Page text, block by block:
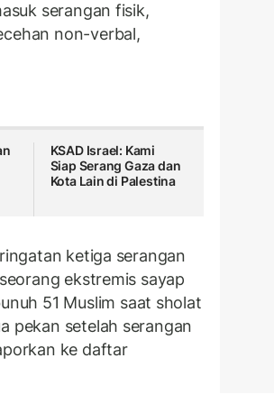
serangan fisik,
non-verbal,
KSAD Israel: Kami
Siap Serang Gaza dan
Kota Lain di Palestina
ketiga serangan
ekstremis sayap
51 Muslim saat sholat
pekan setelah serangan
ke daftar